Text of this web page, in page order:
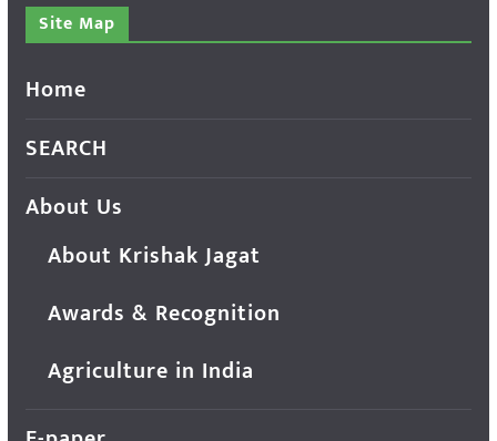
Site Map
Home
SEARCH
About Us
About Krishak Jagat
Awards & Recognition
Agriculture in India